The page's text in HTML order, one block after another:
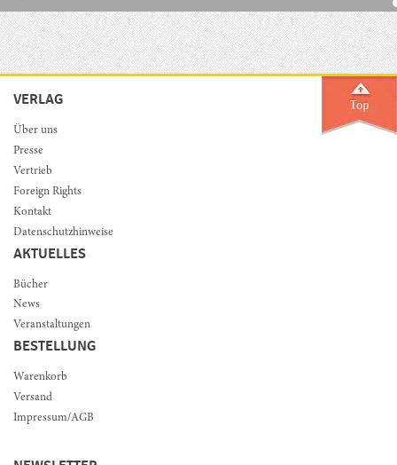
VERLAG
Über uns
Presse
Vertrieb
Foreign Rights
Kontakt
Datenschutzhinweise
AKTUELLES
Bücher
News
Veranstaltungen
BESTELLUNG
Warenkorb
Versand
Impressum/AGB